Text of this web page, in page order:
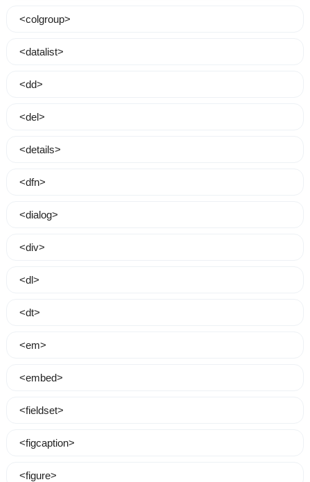
<colgroup>
<datalist>
<dd>
<del>
<details>
<dfn>
<dialog>
<div>
<dl>
<dt>
<em>
<embed>
<fieldset>
<figcaption>
<figure>